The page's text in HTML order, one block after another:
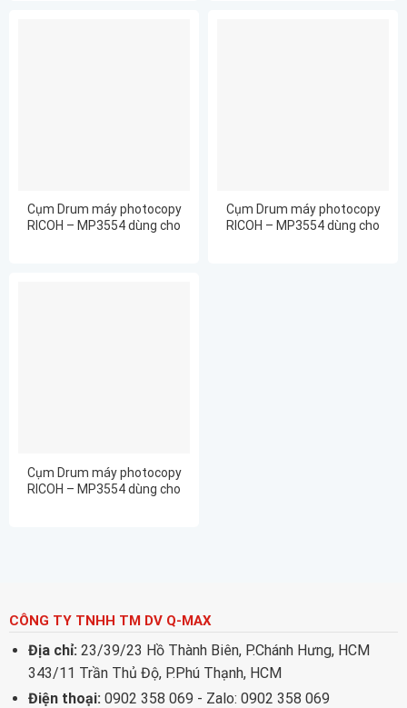
Cụm Drum máy photocopy
RICOH – MP3554 dùng cho
Cụm Drum máy photocopy
RICOH – MP3554 dùng cho
Cụm Drum máy photocopy
RICOH – MP3554 dùng cho
CÔNG TY TNHH TM DV Q-MAX
Địa chỉ: 23/39/23 Hồ Thành Biên, P.Chánh Hưng, HCM
343/11 Trần Thủ Độ, P.Phú Thạnh, HCM
Điện thoại: 0902 358 069 - Zalo: 0902 358 069